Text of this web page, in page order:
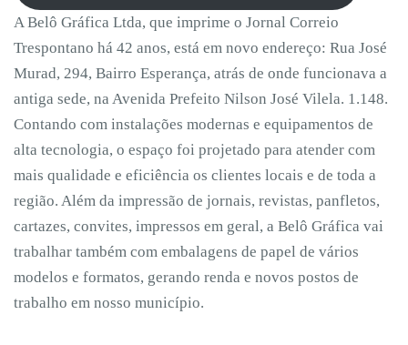
A Belô Gráfica Ltda, que imprime o Jornal Correio
Trespontano há 42 anos, está em novo endereço: Rua José
Murad, 294, Bairro Esperança, atrás de onde funcionava a
antiga sede, na Avenida Prefeito Nilson José Vilela. 1.148.
Contando com instalações modernas e equipamentos de
alta tecnologia, o espaço foi projetado para atender com
mais qualidade e eficiência os clientes locais e de toda a
região. Além da impressão de jornais, revistas, panfletos,
cartazes, convites, impressos em geral, a Belô Gráfica vai
trabalhar também com embalagens de papel de vários
modelos e formatos, gerando renda e novos postos de
trabalho em nosso município.